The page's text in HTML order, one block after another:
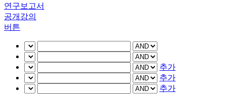
연구보고서
공개강의
버튼
추가
추가
추가